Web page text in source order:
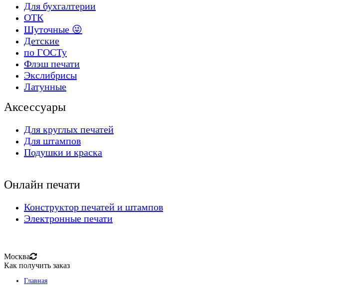
Для бухгалтерии
ОТК
Шуточные 😜
Детские
по ГОСТу
Флэш печати
Экслибрисы
Латунные
Аксессуары
Для круглых печатей
Для штампов
Подушки и краска
Онлайн печати
Конструктор печатей и штампов
Электронные печати
Москва
Как получить заказ
Главная